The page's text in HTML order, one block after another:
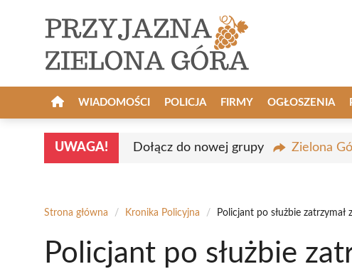
WIADOMOŚCI POLICJA FIRMY OGŁOSZENIA
UWAGA! Dołącz do nowej grupy Zielona
Strona główna / Kronika Policyjna / Policjant po służbie zatrzymał
Policjant po służbie